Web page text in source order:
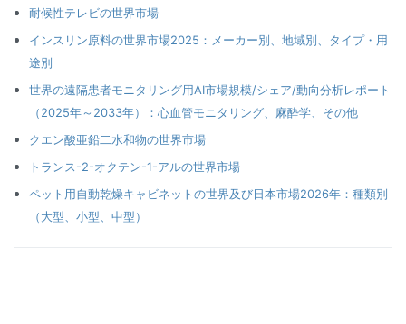
耐候性テレビの世界市場
インスリン原料の世界市場2025：メーカー別、地域別、タイプ・用
途別
世界の遠隔患者モニタリング用AI市場規模/シェア/動向分析レポート
（2025年～2033年）：心血管モニタリング、麻酔学、その他
クエン酸亜鉛二水和物の世界市場
トランス-2-オクテン-1-アルの世界市場
ペット用自動乾燥キャビネットの世界及び日本市場2026年：種類別
（大型、小型、中型）